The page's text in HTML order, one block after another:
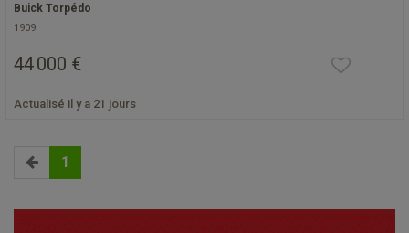
Buick Torpédo
1909
44 000 €
Actualisé il y a 21 jours
1